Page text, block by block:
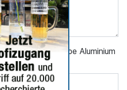
Orange Birne Traube Aluminium
Banane